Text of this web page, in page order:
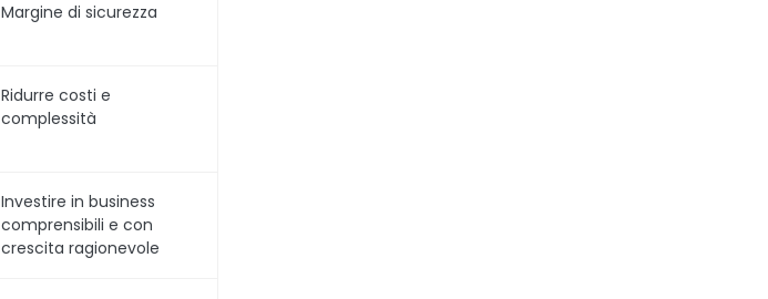
Margine di sicurezza
Ridurre costi e
complessità
Investire in business
comprensibili e con
crescita ragionevole